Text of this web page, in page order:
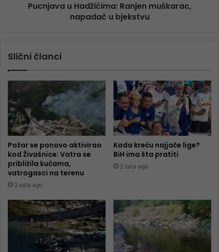
Pucnjava u Hadžićima: Ranjen muškarac,
napadač u bjekstvu
Slični članci
Požar se ponovo aktivirao
kod Živašnice: Vatra se
približila kućama,
vatrogasci na terenu
2 sata ago
Kada kreću najjače lige?
BiH ima šta pratiti
2 sata ago